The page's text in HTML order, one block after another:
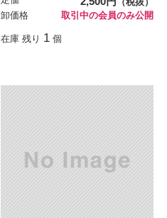
（税抜）
卸価格
取引中の会員のみ公開
在庫 残り 1 個